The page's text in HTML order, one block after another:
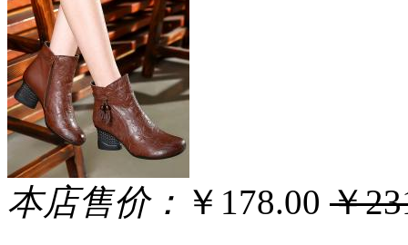
本店售价： ￥178.00 ￥